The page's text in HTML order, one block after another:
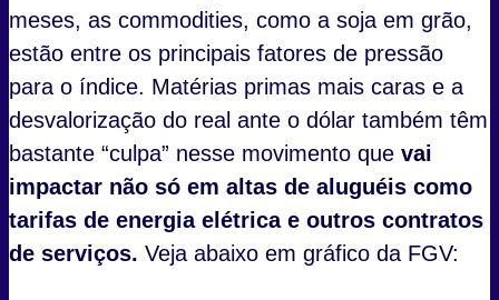
meses, as commodities, como a soja em grão,
estão entre os principais fatores de pressão
para o índice. Matérias primas mais caras e a
desvalorização do real ante o dólar também têm
bastante “culpa” nesse movimento que vai
impactar não só em altas de aluguéis como
tarifas de energia elétrica e outros contratos
de serviços. Veja abaixo em gráfico da FGV: